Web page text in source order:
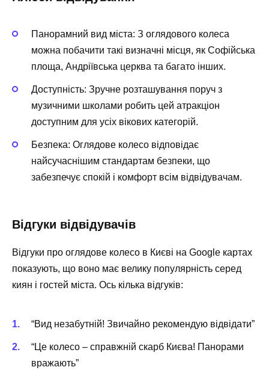
Панорамний вид міста: З оглядового колеса
можна побачити такі визначні місця, як Софійська
площа, Андріївська церква та багато інших.
Доступність: Зручне розташування поруч з
музичними школами робить цей атракціон
доступним для усіх вікових категорій.
Безпека: Оглядове колесо відповідає
найсучаснішим стандартам безпеки, що
забезпечує спокій і комфорт всім відвідувачам.
Відгуки відвідувачів
Відгуки про оглядове колесо в Києві на Google картах
показують, що воно має велику популярність серед
киян і гостей міста. Ось кілька відгуків:
“Вид незабутній! Звичайно рекомендую відвідати”
“Це колесо – справжній скарб Києва! Панорами
вражають”